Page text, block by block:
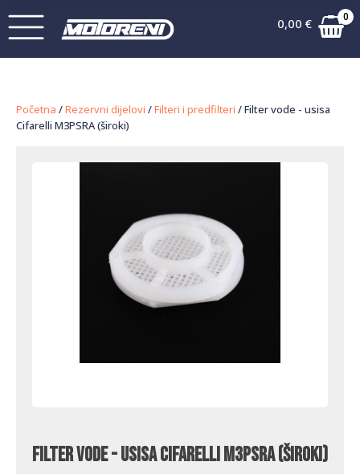
0,00 € 0
Početna /Rezervni dijelovi /Filteri i predfilteri / Filter vode - usisa
Cifarelli M3PSRA (široki)
Filter vode - usisa Cifarelli M3PSRA (široki)